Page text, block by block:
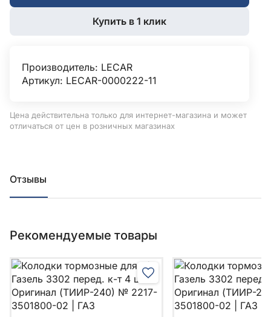
Купить в 1 клик
Производитель: LECAR
Артикул: LECAR-0000222-11
Цена действительна только для интернет-магазина и может
отличаться от цен в розничных магазинах
Отзывы
Рекомендуемые товары